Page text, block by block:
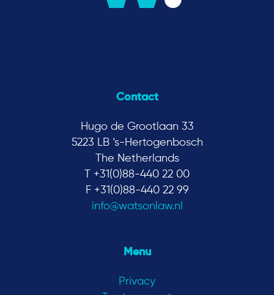
Contact
Hugo de Grootlaan 33
5223 LB ‘s-Hertogenbosch
The Netherlands
T +31(0)88-440 22 00
F +31(0)88-440 22 99
info@watsonlaw.nl
Menu
Privacy